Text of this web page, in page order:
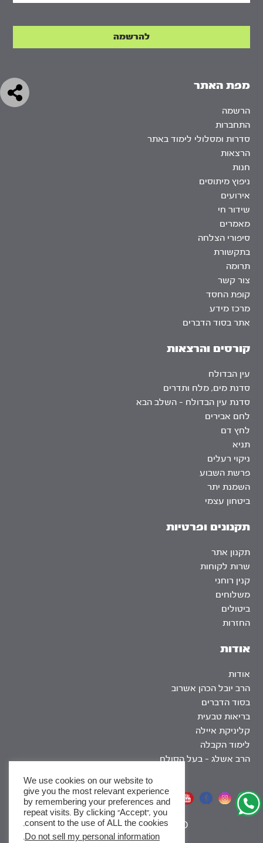
אודות
אודות
הרב יובל הכהן אשרוב
בסוד הדברים
בריאות טבעית
קליניקת איילה
לימוד הקבלה
הרב אשלג – בעל הסולם
מפת האתר
הרשמה
התחברות
סדרות ומסלולי לימוד באתר
הרצאות
חנות
ניפוץ מיתוסים
אירועים
שידור חי
מאמרים
סיפורי הצלחה
בתקשורת
תרומה
צור קשר
קופת החסד
מרכז מידע
אתר בסוד הדברים
קורסים והרצאות
עין הבדולח
סדנת מים, מלח ותדרים
סדנת עין הבדולח – השלב הבא
לחם אבירים
לחץ דם
תניא
ניקוי רעלים
פרשת השבוע
השמנת יתר
ביטחון עצמי
תקנונים ופרטיות
תקנון אתר
שרות לקוחות
קנין רוחני
משלוחים
ביטולים
החזרות
אתר שומר שבת
SEO
|
We use cookies on our website to
give you the most relevant experience
by remembering your preferences and
repeat visits. By clicking “Accept”, you
consent to the use of ALL the cookies.
Do not sell my personal information
.